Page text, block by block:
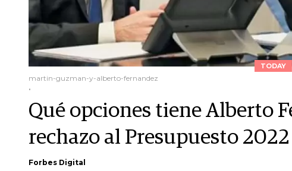
TODAY
martin-guzman-y-alberto-fernandez
.
Qué opciones tiene Alberto
rechazo al Presupuesto 2022
Forbes Digital